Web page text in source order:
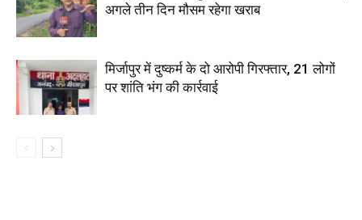
अगले तीन दिन मौसम रहेगा खराब
मिर्जापुर में दुष्कर्म के दो आरोपी गिरफ्तार, 21 लोगों
पर शांति भंग की कार्रवाई